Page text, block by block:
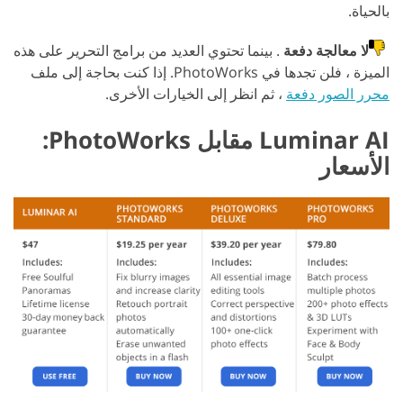
بالحياة.
لا معالجة دفعة . بينما تحتوي العديد من برامج التحرير على هذه
الميزة ، فلن تجدها في PhotoWorks. إذا كنت بحاجة إلى ملف
محرر الصور دفعة ، ثم انظر إلى الخيارات الأخرى.
Luminar AI مقابل PhotoWorks:
الأسعار